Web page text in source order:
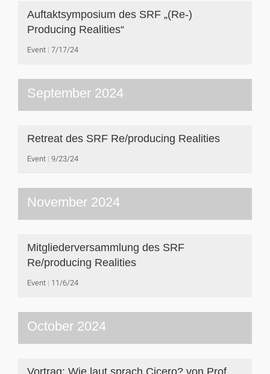
Auftaktsymposium des SRF „(Re-)
Producing Realities“
Event 7/17/24
September 2024
Retreat des SRF Re/producing Realities
Event 9/23/24
November 2024
Mitgliederversammlung des SRF
Re/producing Realities
Event 11/6/24
October 2024
Vortrag: Wie laut sprach Cicero? von Prof.